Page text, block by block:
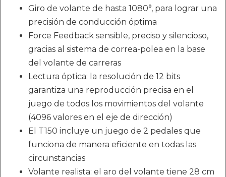
Giro de volante de hasta 1080°, para lograr una
precisión de conducción óptima
Force Feedback sensible, preciso y silencioso,
gracias al sistema de correa-polea en la base
del volante de carreras
Lectura óptica: la resolución de 12 bits
garantiza una reproducción precisa en el
juego de todos los movimientos del volante
(4096 valores en el eje de dirección)
El T150 incluye un juego de 2 pedales que
funciona de manera eficiente en todas las
circunstancias
Volante realista: el aro del volante tiene 28 cm